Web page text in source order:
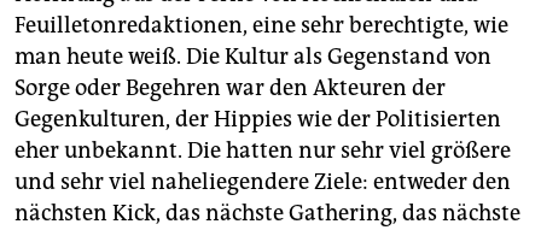
Feuilletonredaktionen, eine sehr berechtigte, wie
man heute weiß. Die Kultur als Gegenstand von
Sorge oder Begehren war den Akteuren der
Gegenkulturen, der Hippies wie der Politisierten
eher unbekannt. Die hatten nur sehr viel größere
und sehr viel naheliegendere Ziele: entweder den
nächsten Kick, das nächste Gathering, das nächste